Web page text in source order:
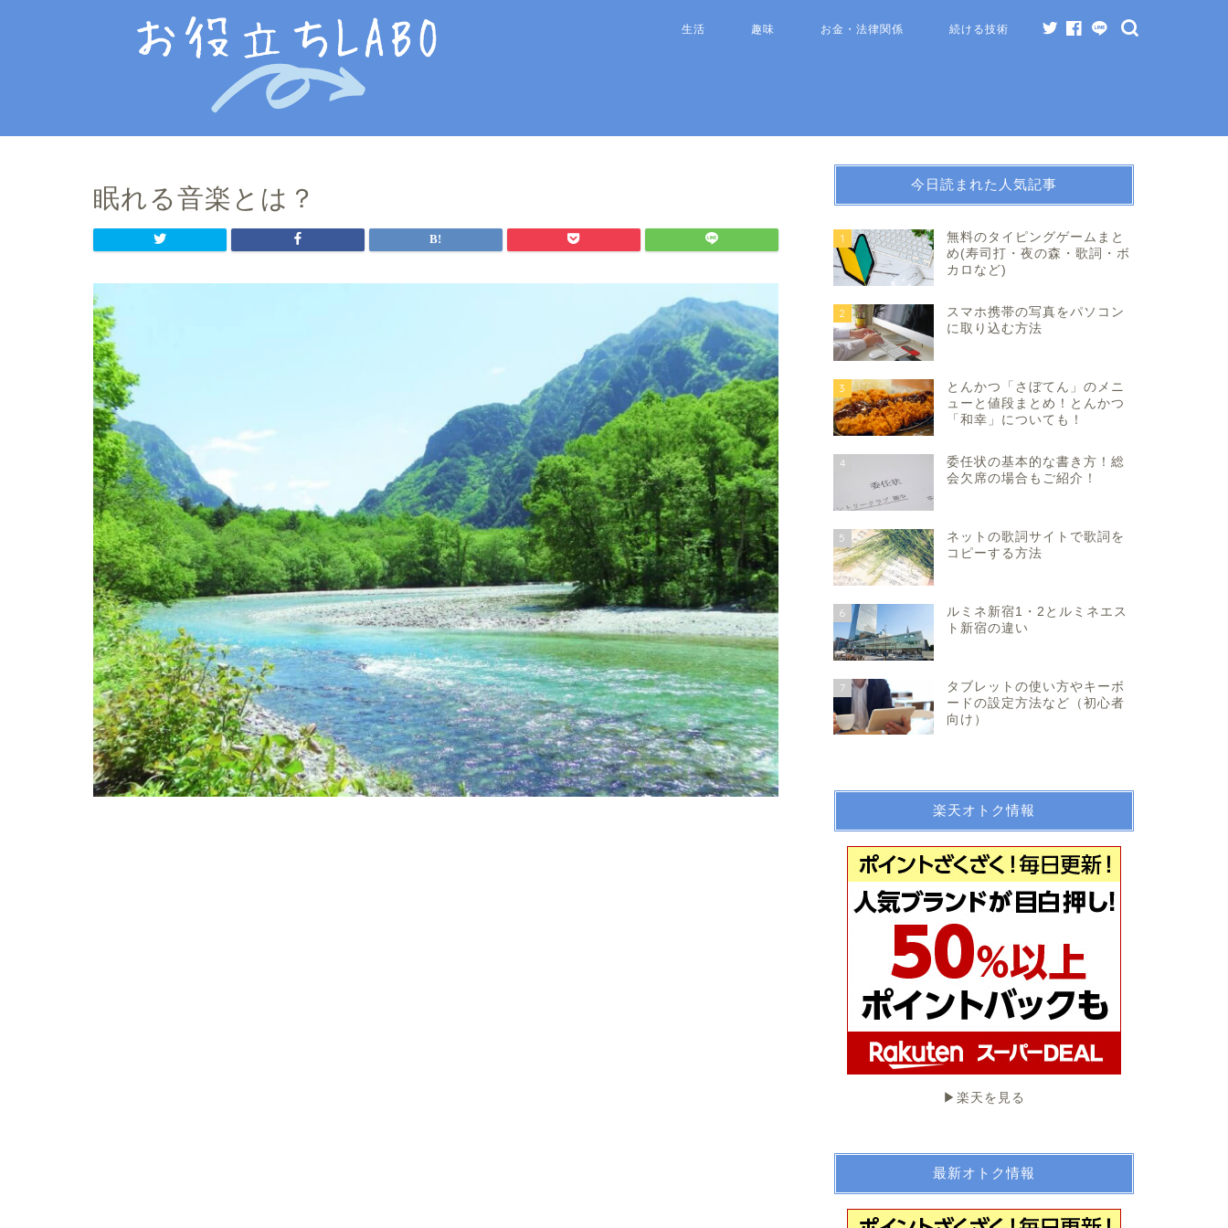
生活 趣味 お金・法律関係 続ける技術
眠れる音楽とは？ 今日読まれた人気記事
1
無料のタイピングゲームまと
め(寿司打・夜の森・歌詞・ボ
カロなど)
2
スマホ携帯の写真をパソコン
に取り込む方法
3
とんかつ「さぼてん」のメニ
ューと値段まとめ！とんかつ
「和幸」についても！
4
委任状の基本的な書き方！総
会欠席の場合もご紹介！
5
ネットの歌詞サイトで歌詞を
コピーする方法
6
ルミネ新宿1・2とルミネエス
ト新宿の違い
7
タブレットの使い方やキーボ
ードの設定方法など（初心者
向け）
楽天オトク情報
▶︎楽天を見る
最新オトク情報